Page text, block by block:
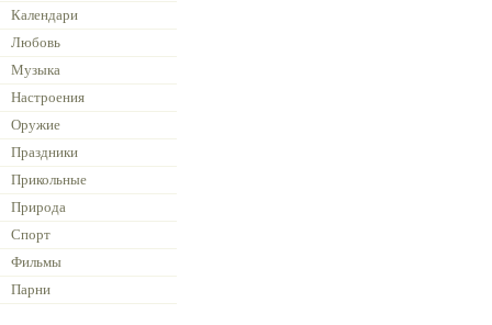
Календари
Любовь
Музыка
Настроения
Оружие
Праздники
Прикольные
Природа
Спорт
Фильмы
Парни